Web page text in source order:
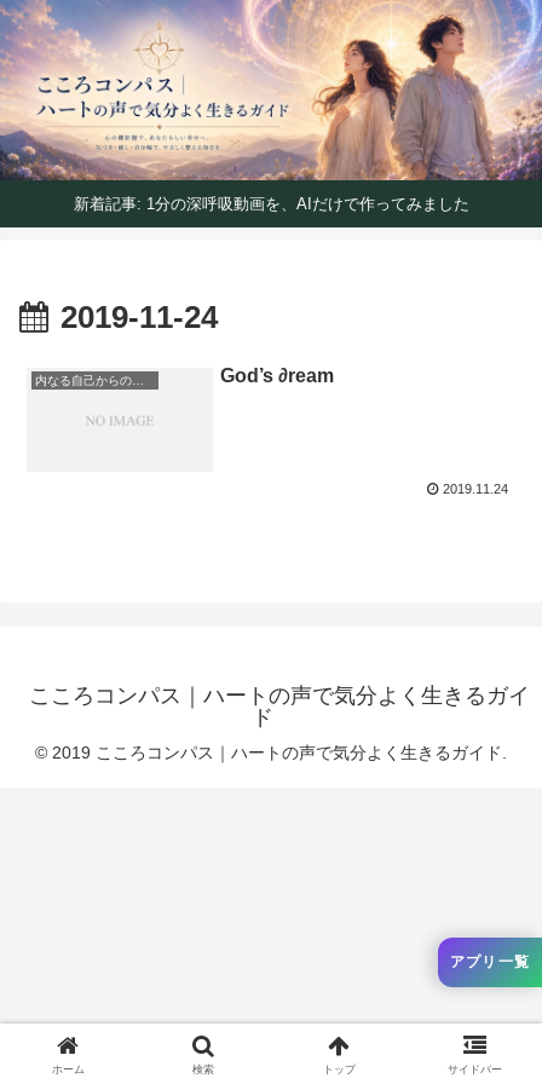
ハートの声で気分よく生きるガイド
こころコンパス｜ハートの声で気分よく生きるガイ
ド
新着記事: 1分の深呼吸動画を、AIだけで作ってみました
2019-11-24
内なる自己からのメッセージ God’s ∂ream
2019.11.24
こころコンパス｜ハートの声で気分よく生きるガイ
ド
© 2019 こころコンパス｜ハートの声で気分よく生きるガイド.
ホーム 検索 トップ サイドバー
アプリ一覧